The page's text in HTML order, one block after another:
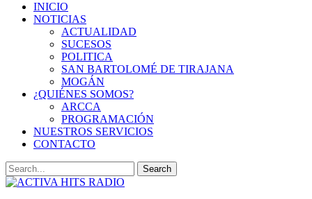
INICIO
NOTICIAS
ACTUALIDAD
SUCESOS
POLITICA
SAN BARTOLOMÉ DE TIRAJANA
MOGÁN
¿QUIÉNES SOMOS?
ARCCA
PROGRAMACIÓN
NUESTROS SERVICIOS
CONTACTO